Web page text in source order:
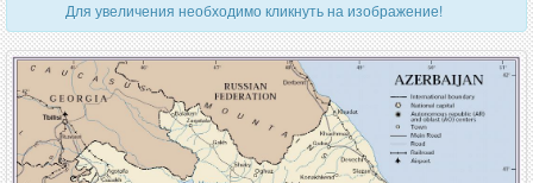
Для увеличения необходимо кликнуть на изображение!